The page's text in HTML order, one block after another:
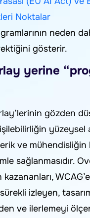
Noktalar
neden
gösterir.
yerine
gözden
yüzeysel
ve
sağlanmasıdır.
izleyen,
ve ilerlemeyi